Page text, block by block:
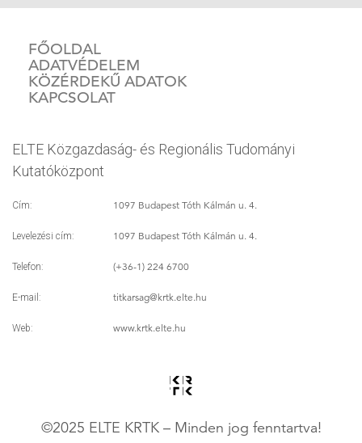
FŐOLDAL
ADATVÉDELEM
KÖZÉRDEKŰ ADATOK
KAPCSOLAT
ELTE Közgazdaság- és Regionális Tudományi
Kutatóközpont
Cím: 1097 Budapest Tóth Kálmán u. 4.
Levelezési cím: 1097 Budapest Tóth Kálmán u. 4.
Telefon: (+36-1) 224 6700
E-mail: titkarsag@krtk.elte.hu
Web: www.krtk.elte.hu
©2025 ELTE KRTK – Minden jog fenntartva!